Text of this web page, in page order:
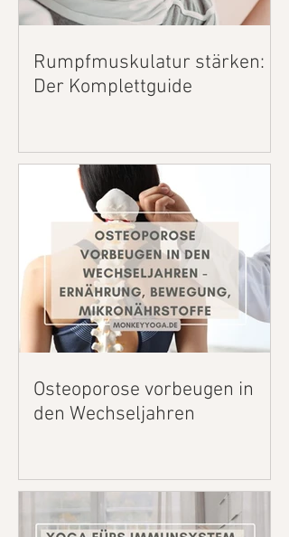
Rumpfmuskulatur stärken:
Der Komplettguide
Osteoporose vorbeugen in
den Wechseljahren